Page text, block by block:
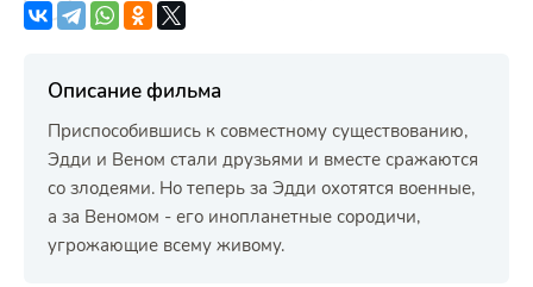
Описание фильма
Приспособившись к совместному существованию,
Эдди и Веном стали друзьями и вместе сражаются
со злодеями. Но теперь за Эдди охотятся военные,
а за Веномом - его инопланетные сородичи,
угрожающие всему живому.